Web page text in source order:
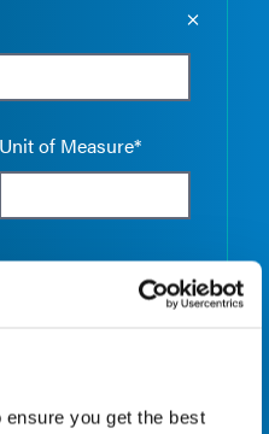
you get the best
Unit of Measure*
Unit of Measure*
Empty